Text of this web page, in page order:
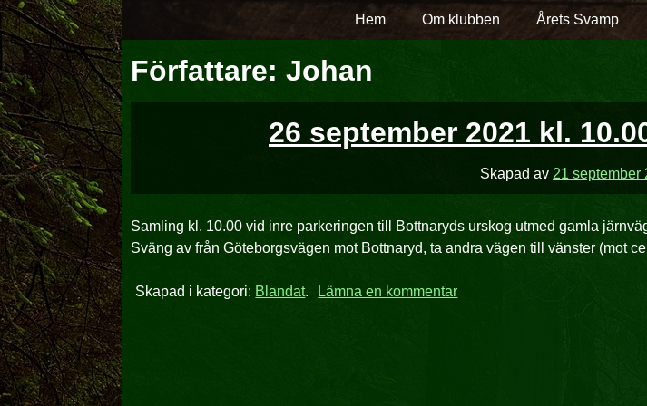
Hoppa
över
till
innehåll
Hem Om klubben Årets Svamp
Författare:Johan
26 september 2021 kl.
Skapad av 21 september
Samling kl. 10.00 vid inre parkeringen till Bottnaryds urskog utmed gamla
Sväng av från Göteborgsvägen mot Bottnaryd, ta andra vägen till vänster (mot
Skapad i kategori: Blandat. Lämna en kommentar